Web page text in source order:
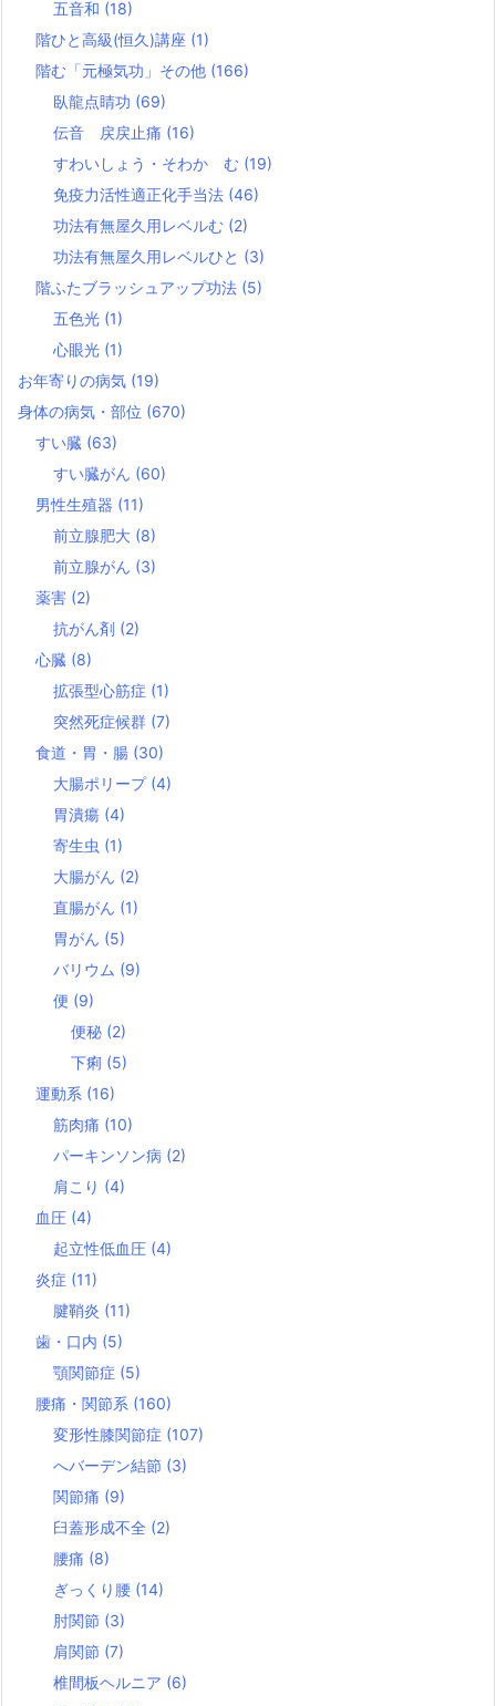
五音和 (18)
階ひと高級(恒久)講座 (1)
階む「元極気功」その他 (166)
臥龍点睛功 (69)
伝音 戻戻止痛 (16)
すわいしょう・そわか む (19)
免疫力活性適正化手当法 (46)
功法有無屋久用レベルむ (2)
功法有無屋久用レベルひと (3)
階ふたブラッシュアップ功法 (5)
五色光 (1)
心眼光 (1)
お年寄りの病気 (19)
身体の病気・部位 (670)
すい臓 (63)
すい臓がん (60)
男性生殖器 (11)
前立腺肥大 (8)
前立腺がん (3)
薬害 (2)
抗がん剤 (2)
心臓 (8)
拡張型心筋症 (1)
突然死症候群 (7)
食道・胃・腸 (30)
大腸ポリープ (4)
胃潰瘍 (4)
寄生虫 (1)
大腸がん (2)
直腸がん (1)
胃がん (5)
バリウム (9)
便 (9)
便秘 (2)
下痢 (5)
運動系 (16)
筋肉痛 (10)
パーキンソン病 (2)
肩こり (4)
血圧 (4)
起立性低血圧 (4)
炎症 (11)
腱鞘炎 (11)
歯・口内 (5)
顎関節症 (5)
腰痛・関節系 (160)
変形性膝関節症 (107)
へバーデン結節 (3)
関節痛 (9)
臼蓋形成不全 (2)
腰痛 (8)
ぎっくり腰 (14)
肘関節 (3)
肩関節 (7)
椎間板ヘルニア (6)